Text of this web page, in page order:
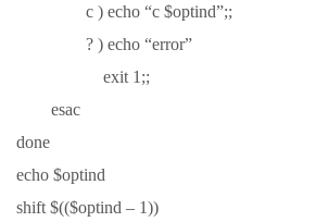
c ) echo “c $optind”;;
? ) echo “error”
exit 1;;
esac
done
echo $optind
shift $(($optind – 1))